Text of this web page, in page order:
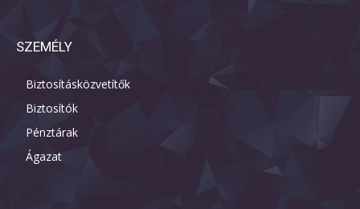
SZEMÉLY
Biztosításközvetítők
Biztosítók
Pénztárak
Ágazat